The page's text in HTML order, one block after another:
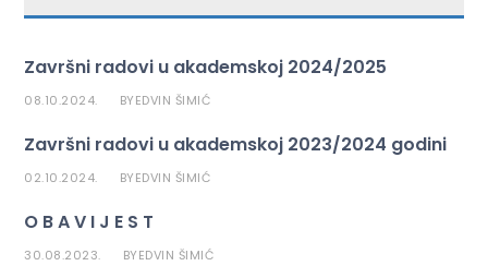
Završni radovi u akademskoj 2024/2025
08.10.2024. BYEDVIN ŠIMIĆ
Završni radovi u akademskoj 2023/2024 godini
02.10.2024. BYEDVIN ŠIMIĆ
O B A V I J E S T
30.08.2023. BYEDVIN ŠIMIĆ